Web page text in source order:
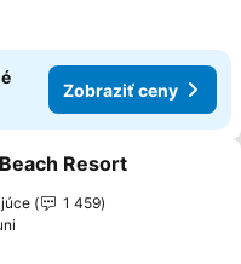
Zobraziť ceny
do obľúbených
Resort
1 459